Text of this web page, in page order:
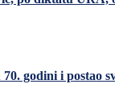
godini i postao